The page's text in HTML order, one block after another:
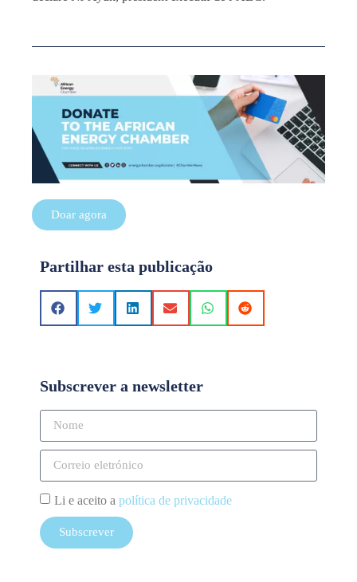
Doar agora
Partilhar esta publicação
Subscrever a newsletter
Li e aceito a política de privacidade
Subscrever